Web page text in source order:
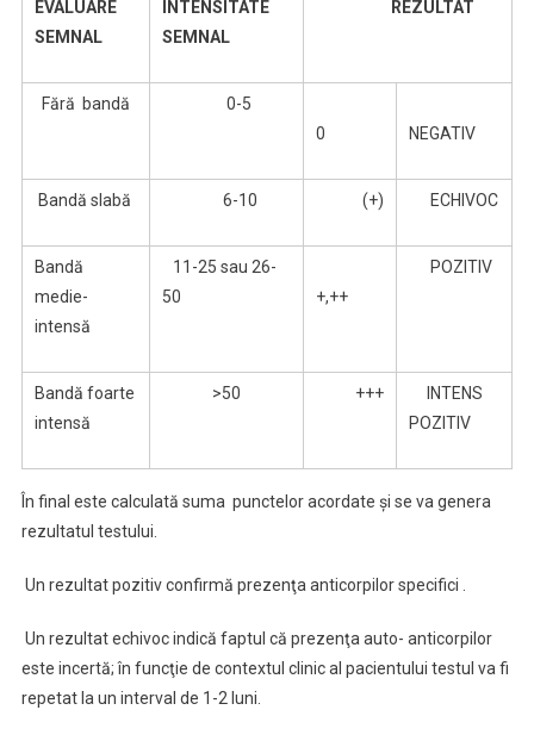
EVALUARE
SEMNAL
INTENSITATE
SEMNAL
REZULTAT
Fără bandă
0-5
0
NEGATIV
Bandă slabă 6-10 (+) ECHIVOC
Bandă
medie-
intensă
11-25 sau 26-
50
+,++
POZITIV
Bandă foarte
intensă
>50 +++
INTENS
POZITIV
În final este calculată suma punctelor acordate şi se va genera
rezultatul testului.
Un rezultat pozitiv confirmă prezenţa anticorpilor specifici .
Un rezultat echivoc indică faptul că prezenţa auto- anticorpilor
este incertă; în funcţie de contextul clinic al pacientului testul va fi
repetat la un interval de 1-2 luni.